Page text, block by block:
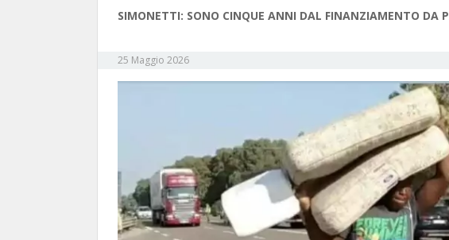
SIMONETTI: SONO CINQUE ANNI DAL FINANZIAMENTO DA
25 Maggio 2026